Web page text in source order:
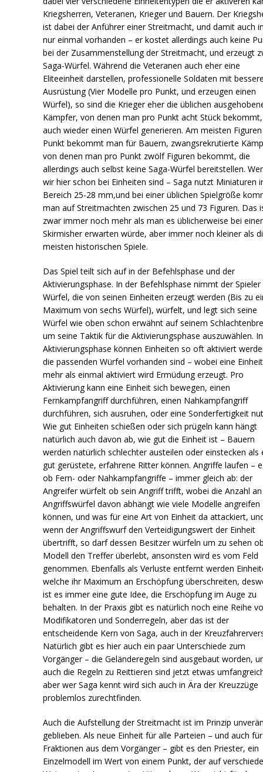
Kriegsherren, Veteranen, Krieger und Bauern. Der
ist dabei der Anführer einer Streitmacht, und damit auch
nur einmal vorhanden – er kostet allerdings auch keine
bei der Zusammenstellung der Streitmacht, und erzeugt
Saga-Würfel. Während die Veteranen auch eher eine
Eliteeinheit darstellen, professionelle Soldaten mit
Ausrüstung (Vier Modelle pro Punkt, und erzeugen einen
Würfel), so sind die Krieger eher die üblichen
Kämpfer, von denen man pro Punkt acht Stück
auch wieder einen Würfel generieren. Am meisten
Punkt bekommt man für Bauern, zwangsrekrutierte
von denen man pro Punkt zwölf Figuren bekommt, die
allerdings auch selbst keine Saga-Würfel bereitstellen.
wir hier schon bei Einheiten sind – Saga nutzt Miniaturen
Bereich 25-28 mm,und bei einer üblichen Spielgröße
man auf Streitmachten zwischen 25 und 73 Figuren. Das
zwar immer noch mehr als man es üblicherweise bei
Skirmisher erwarten würde, aber immer noch kleiner als
meisten historischen Spiele.
Das Spiel teilt sich auf in der Befehlsphase und der
Aktivierungsphase. In der Befehlsphase nimmt der Spieler
Würfel, die von seinen Einheiten erzeugt werden (Bis zu
Maximum von sechs Würfel), würfelt, und legt sich seine
Würfel wie oben schon erwähnt auf seinem
um seine Taktik für die Aktivierungsphase auszuwählen.
Aktivierungsphase können Einheiten so oft aktiviert
die passenden Würfel vorhanden sind – wobei eine
mehr als einmal aktiviert wird Ermüdung erzeugt. Pro
Aktivierung kann eine Einheit sich bewegen, einen
Fernkampfangriff durchführen, einen Nahkampfangriff
durchführen, sich ausruhen, oder eine Sonderfertigkeit
Wie gut Einheiten schießen oder sich prügeln kann hängt
natürlich auch davon ab, wie gut die Einheit ist – Bauern
werden natürlich schlechter austeilen oder einstecken als
gut gerüstete, erfahrene Ritter können. Angriffe laufen –
ob Fern- oder Nahkampfangriffe – immer gleich ab: der
Angreifer würfelt ob sein Angriff trifft, wobei die Anzahl an
Angriffswürfel davon abhängt wie viele Modelle angreifen
können, und was für eine Art von Einheit da attackiert,
wenn der Angriffswurf den Verteidigungswert der Einheit
übertrifft, so darf dessen Besitzer würfeln um zu sehen
Modell den Treffer überlebt, ansonsten wird es vom Feld
genommen. Ebenfalls als Verluste entfernt werden
welche ihr Maximum an Erschöpfung überschreiten,
ist es immer eine gute Idee, die Erschöpfung im Auge zu
behalten. In der Praxis gibt es natürlich noch eine Reihe
Modifikatoren und Sonderregeln, aber das ist der
entscheidende Kern von Saga, auch in der
Natürlich gibt es hier auch ein paar Unterschiede zum
Vorgänger – die Geländeregeln sind ausgebaut worden,
auch die Regeln zu Reittieren sind jetzt etwas
aber wer Saga kennt wird sich auch in Ära der Kreuzzüge
problemlos zurechtfinden.
Auch die Aufstellung der Streitmacht ist im Prinzip
geblieben. Als neue Einheit für alle Parteien – und auch
Fraktionen aus dem Vorgänger – gibt es den Priester, ein
Einzelmodell im Wert von einem Punkt, der auf